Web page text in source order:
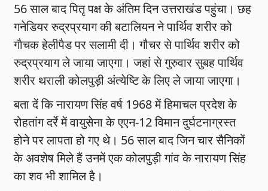
56 साल बाद पितृ पक्ष के अंतिम दिन उत्तराखंड पहुंचा। छह
गनेडियर रुद्रप्रयाग की बटालियन ने पार्थिव शरीर को
गाैचक हेलीपैड पर सलामी दी। गौचर से पार्थिव शरीर को
रुद्रप्रयाग ले जाया जाएगा। जहां से गुरुवार सुबह पार्थिव
शरीर थराली कोलपुड़ी अंत्येष्टि के लिए ले जाया जाएगा।
बता दें कि नारायण सिंह वर्ष 1968 में हिमाचल प्रदेश के
रोहतांग दर्रे में वायुसेना के एएन-12 विमान दुर्घटनाग्रस्त
होने पर लापता हो गए थे। 56 साल बाद जिन चार सैनिकों
के अवशेष मिले हैं उनमें एक कोलपुड़ी गांव के नारायण सिंह
का शव भी शामिल है।